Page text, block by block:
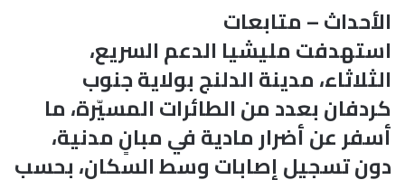
الأحداث – متابعات
استهدفت مليشيا الدعم السريع،
الثلاثاء، مدينة الدلنج بولاية جنوب
كردفان بعدد من الطائرات المسيّرة، ما
أسفر عن أضرار مادية في مبانٍ مدنية،
دون تسجيل إصابات وسط السكان، بحسب